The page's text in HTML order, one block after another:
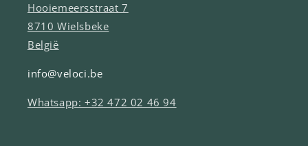
Hooiemeersstraat 7
8710 Wielsbeke
België
info@veloci.be
Whatsapp: +32 472 02 46 94